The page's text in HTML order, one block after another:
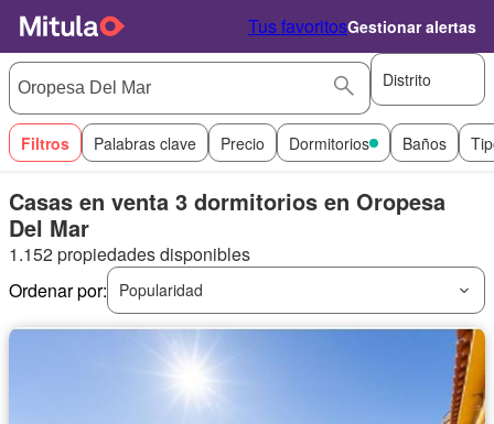
Tus favoritosGestionar alertas
Distrito
Filtros Palabras clave Precio Dormitorios Baños
Casas en venta 3 dormitorios en Oropesa
Del Mar
1.152 propiedades disponibles
Ordenar por:
Popularidad